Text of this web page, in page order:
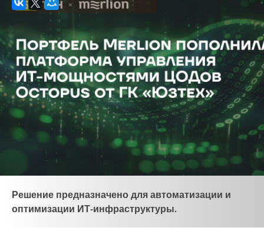
Решение предназначено для автоматизации и
оптимизации ИТ-инфраструктуры.